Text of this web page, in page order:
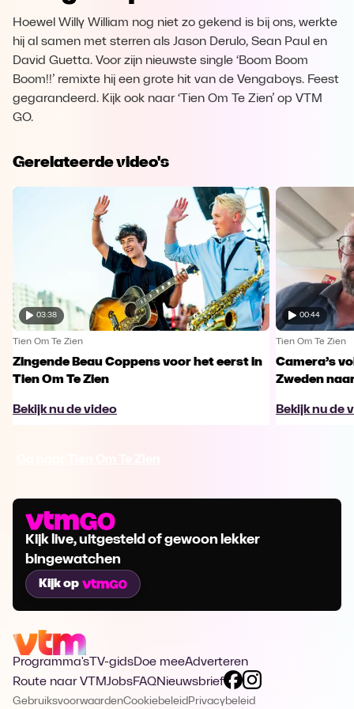
Hoewel Willy William nog niet zo gekend is bij ons, werkte
hij al samen met sterren als Jason Derulo, Sean Paul en
David Guetta. Voor zijn nieuwste single ‘Boom Boom
Boom!!’ remixte hij een grote hit van de Vengaboys. Feest
gegarandeerd. Kijk ook naar ‘Tien Om Te Zien’ op VTM
GO.
Gerelateerde video's
03:38
Tien Om Te Zien
Zingende Beau Coppens voor het eerst in
Tien Om Te Zien
Bekijk nu de video
00:44
Tien Om Te Zien
Camera’s
Zweden
Bekijk nu de
Kijk live, uitgesteld of gewoon lekker
bingewatchen
Kijk op
Programma's TV-gidsDoe meeAdverteren
Route naar VTMJobsFAQNieuwsbrief
GebruiksvoorwaardenCookiebeleid Privacybeleid